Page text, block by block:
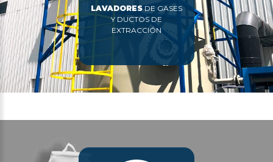
LAVADORESDE GASES
Y DUCTOS DE
EXTRACCIÓN